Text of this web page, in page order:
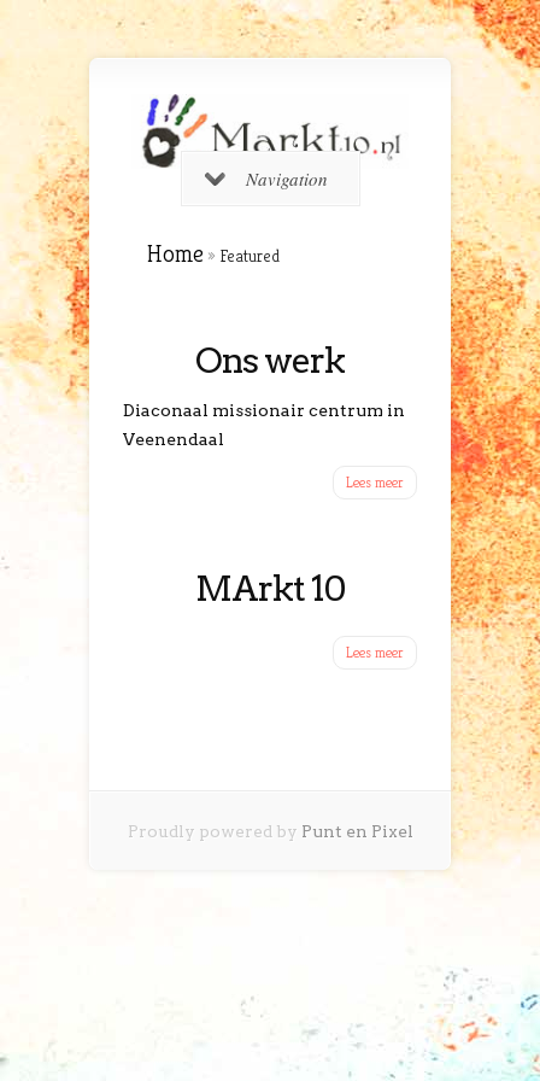
Navigation
Home » Featured
Ons werk
Diaconaal missionair centrum in
Veenendaal
Lees meer
MArkt 10
Lees meer
Proudly powered by Punt en Pixel